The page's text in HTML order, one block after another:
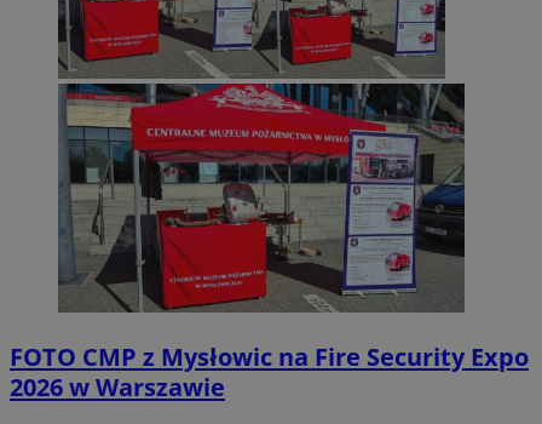
FOTO CMP z Mysłowic na Fire Security Expo
2026 w Warszawie